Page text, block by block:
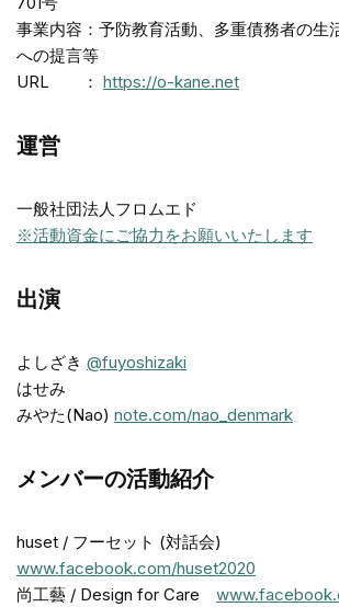
事業内容：予防教育活動、多重債務者の生
への提言等
URL ： https://o-kane.net
運営
一般社団法人フロムエド
※活動資金にご協力をお願いいたします
出演
よしざき @fuyoshizaki
はせみ
みやた(Nao) note.com/nao_denmark
メンバーの活動紹介
huset / フーセット (対話会)
www.facebook.com/huset2020
尚工藝 / Design for Care